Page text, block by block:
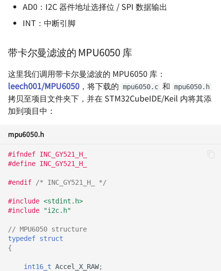
转义字符
FreeRTOS 开发笔记 🚧
AD0：I2C 器件地址选择位 / SPI 数据输出
INT：中断引脚
带卡尔曼滤波的 MPU6050 库
这里我们调用带卡尔曼滤波的 MPU6050 库：
leech001/MPU6050 ，将下载的 mpu6050.c 和 mpu6050.h
拷贝至项目文件夹下，并在 STM32CubeIDE/Keil 内将其添
加到项目中：
mpu6050.h
#ifndef INC_GY521_H_
#define INC_GY521_H_
#endif /* INC_GY521_H_ */
#include <stdint.h>
#include
"i2c.h"
// MPU6050 structure
typedef struct
{
int16_t Accel_X_RAW;